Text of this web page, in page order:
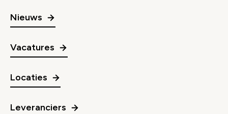
Nieuws
Vacatures
Locaties
Leveranciers